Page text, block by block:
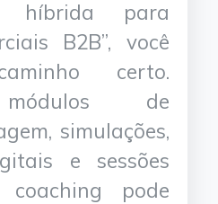
híbrida para
B2B”, você
certo.
de
simulações,
e sessões
pode